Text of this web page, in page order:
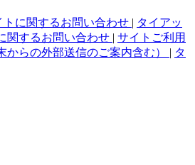
トに関するお問い合わせ | タイアッ
関するお問い合わせ | サイトご利用
からの外部送信のご案内含む） | タ